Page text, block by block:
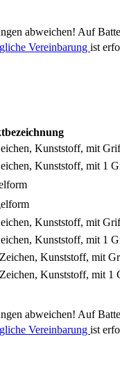
abweichen! Auf
Vereinbarung ist
Kunststoff, mit
Kunststoff, mit 1
Kunststoff, mit
Kunststoff, mit 1
Kunststoff, mit
Kunststoff, mit
abweichen! Auf
Vereinbarung ist